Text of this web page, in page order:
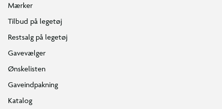
Mærker
Tilbud på legetøj
Restsalg på legetøj
Gavevælger
Ønskelisten
Gaveindpakning
Katalog